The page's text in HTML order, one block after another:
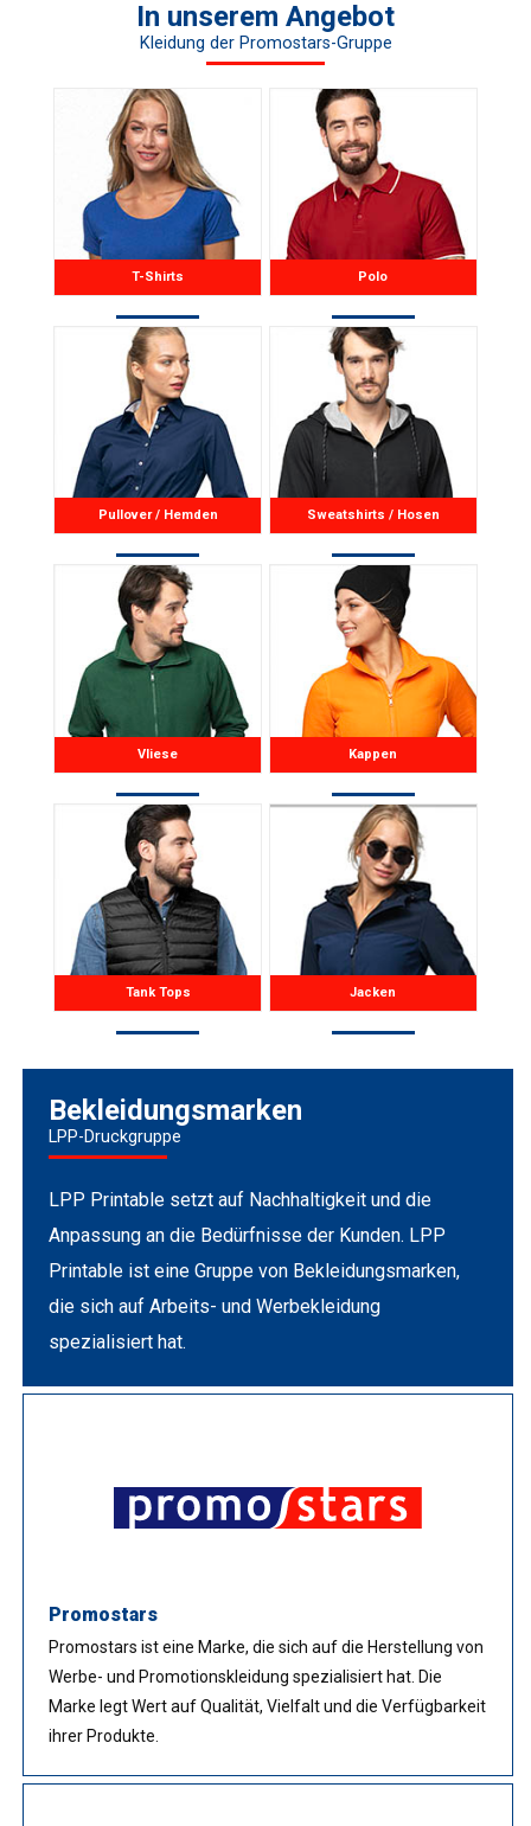
Doppelnähte; gestrickter
Pikee; drei Knöpfe
In unserem Angebot
Kleidung der Promostars-Gruppe
T-Shirts Polo
Pullover / Hemden Sweatshirts / Hosen
Vliese Kappen
Tank Tops Jacken
Bekleidungsmarken
LPP-Druckgruppe
LPP Printable setzt auf Nachhaltigkeit und die
Anpassung an die Bedürfnisse der Kunden. LPP
Printable ist eine Gruppe von Bekleidungsmarken,
die sich auf Arbeits- und Werbekleidung
spezialisiert hat.
Promostars
Promostars ist eine Marke, die sich auf die Herstellung von
Werbe- und Promotionskleidung spezialisiert hat. Die
Marke legt Wert auf Qualität, Vielfalt und die Verfügbarkeit
ihrer Produkte.